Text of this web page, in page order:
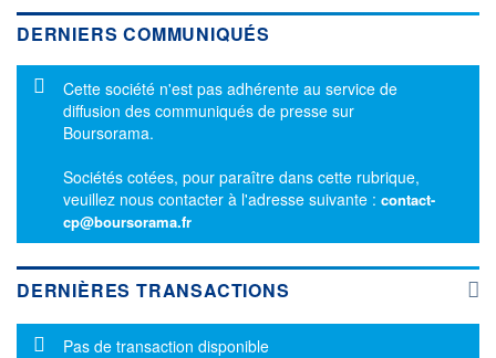
DERNIERS COMMUNIQUÉS
Message d'information
Cette société n'est pas adhérente au service de
diffusion des communiqués de presse sur
Boursorama.
Sociétés cotées, pour paraître dans cette rubrique,
veuillez nous contacter à l'adresse suivante : contact-
cp@boursorama.fr
DERNIÈRES TRANSACTIONS
Message d'information
Pas de transaction disponible